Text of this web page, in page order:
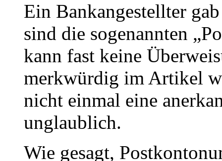
Ein Bankangestellter
sind die sogenannten
kann fast keine
merkwürdig im Artikel
nicht einmal eine
unglaublich.
Wie gesagt,